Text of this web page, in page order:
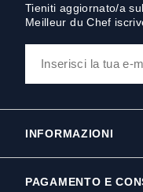
Tieniti aggiornato/a
Meilleur du Chef
INFORMAZIONI
PAGAMENTO E